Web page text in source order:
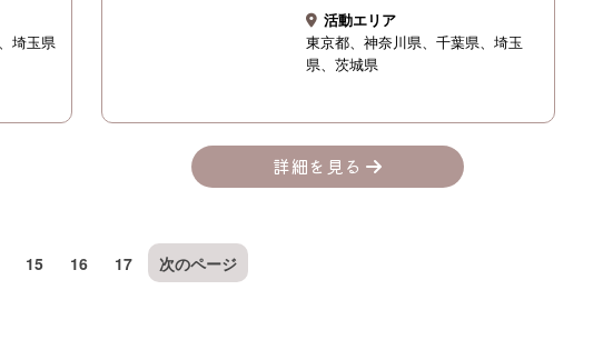
埼玉県
活動エリア
東京都
神奈川県 千葉県
埼玉
県
茨城県
詳細を見る
15 16 17 次のページ